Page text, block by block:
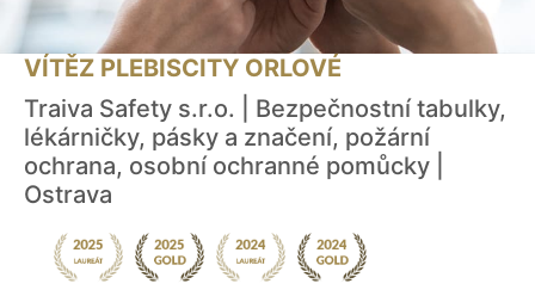
VÍTĚZ PLEBISCITY ORLOVÉ
Traiva Safety s.r.o. | Bezpečnostní tabulky,
lékárničky, pásky a značení, požární
ochrana, osobní ochranné pomůcky |
Ostrava